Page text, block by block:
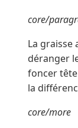
core/
La graisse
déranger
foncer
la
core/more